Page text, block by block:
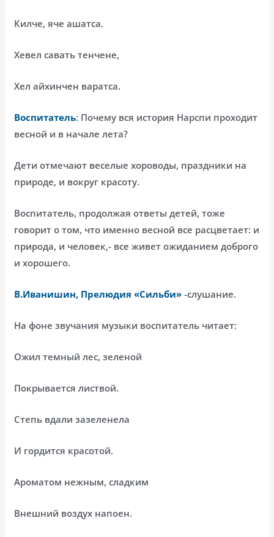
Килче, яче ашатса.
Хевел савать тенчене,
Хел айхинчен варатса.
Воспитатель: Почему вся история Нарспи проходит
весной и в начале лета?
Дети отмечают веселые хороводы, праздники на
природе, и вокруг красоту.
Воспитатель, продолжая ответы детей, тоже
говорит о том, что именно весной все расцветает: и
природа, и человек,- все живет ожиданием доброго
и хорошего.
В.Иванишин, Прелюдия «Сильби» -слушание.
На фоне звучания музыки воспитатель читает:
Ожил темный лес, зеленой
Покрывается листвой.
Степь вдали зазеленела
И гордится красотой.
Ароматом нежным, сладким
Внешний воздух напоен.